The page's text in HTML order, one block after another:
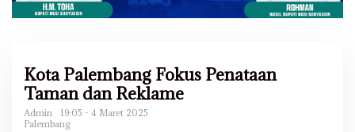
Kota Palembang Fokus Penataan
Taman dan Reklame
Admin
19:05 - 4 Maret 2025
Palembang